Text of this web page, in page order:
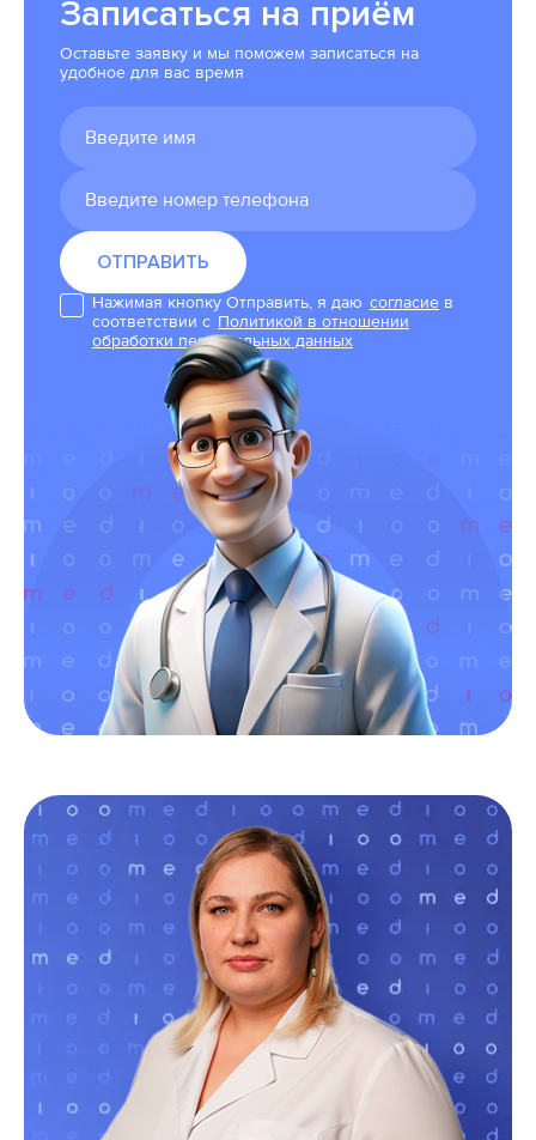
Записаться на приём
Оставьте заявку и мы поможем записаться на
удобное для вас время
Нажимая кнопку Отправить, я даю согласие в
соответствии с Политикой в отношении
обработки персональных данных